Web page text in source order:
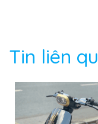
Tin liên